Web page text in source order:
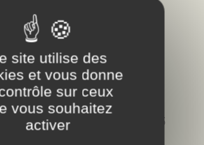
personne
jour son planning des tournées
à la personne.
ici
demande, les personnes de 65
passer par le
site utilise des
et vous donne
sur ceux
vous souhaitez
activer